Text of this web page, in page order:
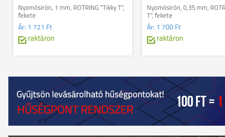
Nyomósirón, 1 mm, ROTRING "Tikky T",
fekete
Ár: 1 721 Ft
raktáron
Nyomósirón, 0,35 mm,
T", fekete
Ár: 1 700 Ft
raktáron